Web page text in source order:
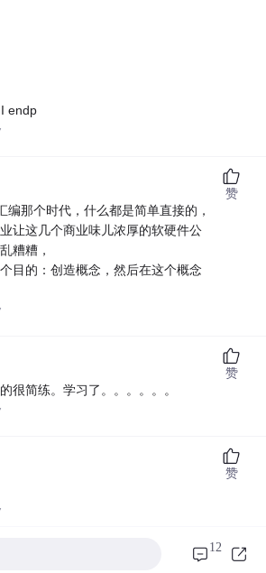
endp
编那个时代，什么都是简单直接的，
让这几个商业味儿浓厚的软硬件公
糟糟，
目的：创造概念，然后在这个概念
赞
很简练。学习了。。。。。。
赞
赞
12